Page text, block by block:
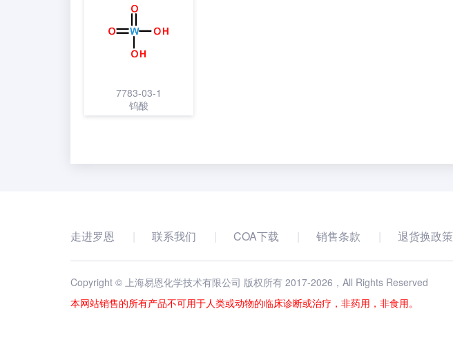
7783-03-1
钨酸
走进罗恩 联系我们 COA下载 销售条款 退货换政策
Copyright © 上海易恩化学技术有限公司 版权所有 2017-2026 ，All Rights Reserved
本网站销售的所有产品不可用于人类或动物的临床诊断或治疗，非药用，非食用。